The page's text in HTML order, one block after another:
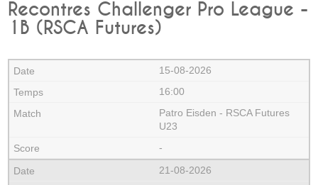
Recontres Challenger Pro League -
1B (RSCA Futures)
15-08-2026
16:00
Patro Eisden - RSCA Futures
U23
-
21-08-2026